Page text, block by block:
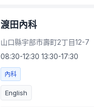
渡田內科
山口縣宇部市壽町2丁目12-7
08:30-12:30 13:30-17:30
內科
English